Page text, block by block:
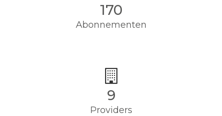
170
Abonnementen
9
Providers